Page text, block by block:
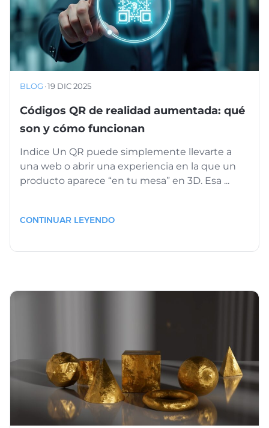
BLOG ·19 DIC 2025
Códigos QR de realidad aumentada: qué
son y cómo funcionan
Indice Un QR puede simplemente llevarte a
una web o abrir una experiencia en la que un
producto aparece “en tu mesa” en 3D. Esa ...
CONTINUAR LEYENDO